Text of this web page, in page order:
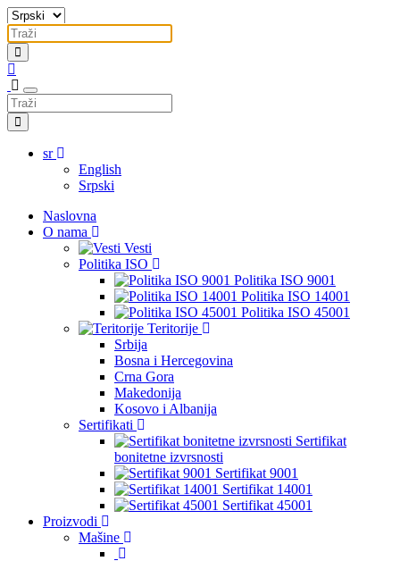
sr
English
Srpski
Naslovna
O nama
Vesti
Politika ISO
Politika ISO 9001
Politika ISO 14001
Politika ISO 45001
Teritorije
Srbija
Bosna i Hercegovina
Crna Gora
Makedonija
Kosovo i Albanija
Sertifikati
Sertifikat
bonitetne izvrsnosti
Sertifikat 9001
Sertifikat 14001
Sertifikat 45001
Proizvodi
Mašine